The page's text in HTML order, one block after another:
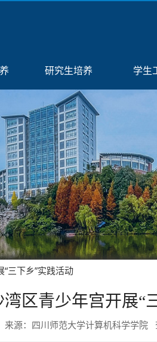
三下乡”实践活动
区青少年宫开展“
源：四川师范大学计算机科学学院
研究生培养 学生